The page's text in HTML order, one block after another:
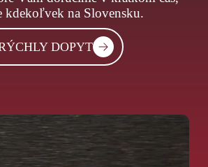
kdekoľvek na Slovensku.
DOPYT